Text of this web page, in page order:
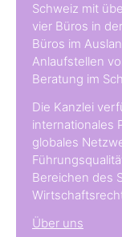
Schweiz mit
vier Büros in
Büros im
Anlaufstellen
Beratung im
Die Kanzlei
internationales
globales
Bereichen des
Über uns